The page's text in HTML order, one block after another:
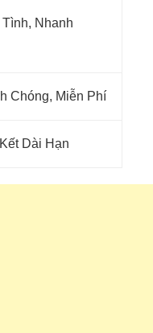
Nhanh
Chóng, Miễn Phí
Dài Hạn